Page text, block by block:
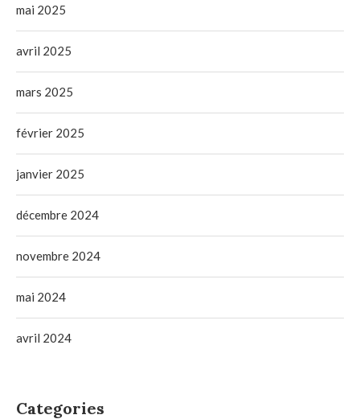
mai 2025
avril 2025
mars 2025
février 2025
janvier 2025
décembre 2024
novembre 2024
mai 2024
avril 2024
Categories